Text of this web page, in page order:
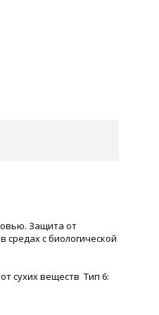
Защита от
с биологической
сухих веществ Тип 6: